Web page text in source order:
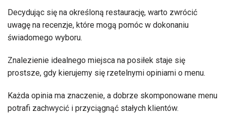
Decydując się na określoną restaurację, warto zwrócić
uwagę na recenzje, które mogą pomóc w dokonaniu
świadomego wyboru.
Znalezienie idealnego miejsca na posiłek staje się
prostsze, gdy kierujemy się rzetelnymi opiniami o menu.
Każda opinia ma znaczenie, a dobrze skomponowane menu
potrafi zachwycić i przyciągnąć stałych klientów.